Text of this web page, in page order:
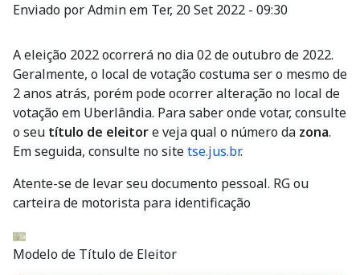
Enviado porAdminem Ter, 20 Set 2022 - 09:30
A eleição 2022 ocorrerá no dia 02 de outubro de 2022.
Geralmente, o local de votação costuma ser o mesmo de
2 anos atrás, porém pode ocorrer alteração no local de
votação em Uberlândia. Para saber onde votar, consulte
o seu título de eleitore veja qual o número da zona.
Em seguida, consulte no sitetse.jus.br.
Atente-se de levar seu documento pessoal. RG ou
carteira de motorista para identificação
Modelo de Título de Eleitor